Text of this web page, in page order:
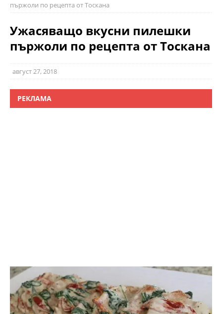
пържоли по рецепта от Тоскана
Ужасяващо вкусни пилешки
пържоли по рецепта от Тоскана
август 27, 2018
РЕКЛАМА